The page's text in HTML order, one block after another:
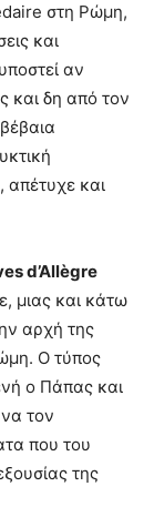
στη Ρώμη,
και
αν
και δη από τον
απέτυχε και
d’Allègre
μιας και κάτω
αρχή της
Ο τύπος
ο Πάπας και
τον
που του
της